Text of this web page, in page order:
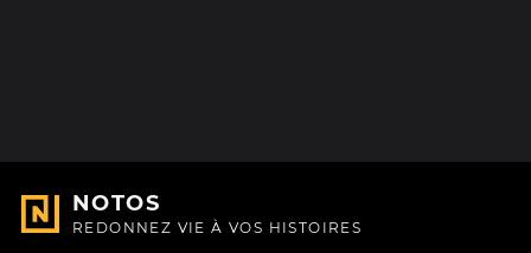
NOTOS
REDONNEZ VIE À VOS HISTOIRES